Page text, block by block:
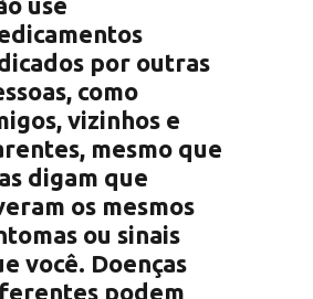
por outras
como
vizinhos e
mesmo que
digam que
os mesmos
ou sinais
você. Doenças
podem